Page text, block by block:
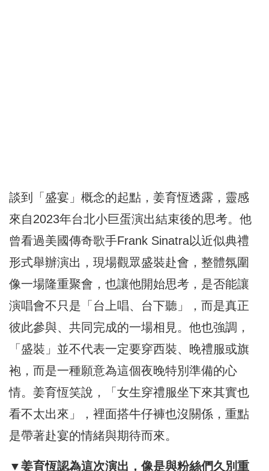
談到「盛宴」概念的起點，姜育恆透露，靈感
來自2023年台北小巨蛋演出結束後的思考。他
曾看過美國傳奇歌手Frank Sinatra以近似典禮
形式舉辦演出，現場觀眾盛裝赴會，整體氛圍
像一場隆重聚會，也讓他開始思考，是否能讓
演唱會不只是「台上唱、台下聽」，而是真正
彼此參與、共同完成的一場相見。他也強調，
「盛裝」並不代表一定要穿西裝、晚禮服或旗
袍，而是一種願意為這個夜晚特別準備的心
情。姜育恆笑說，「女生穿禮服坐下來其實也
看不太出來」，裡面搭牛仔褲也沒關係，重點
是帶著赴宴的情緒與期待而來。
▼姜育恆認為這次演出，像是與粉絲們久別重